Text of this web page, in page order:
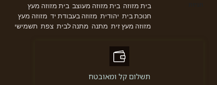
בית מזוזה בית מזוזה מעוצב בית מזוזה מעץ
חנוכת בית יהודית מזוזה בעבודת יד מזוזה מעץ
מזוזה מעץ זית מתנה מתנה לבית צפת תשמישי
תשלום קל ומאובטח